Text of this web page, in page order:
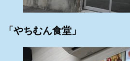
「やちむん食堂」